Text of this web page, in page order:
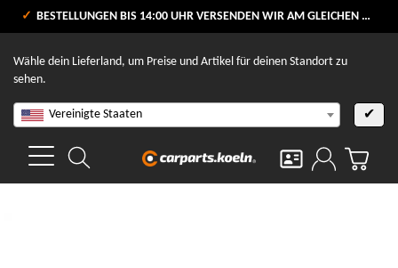
VERSANDKOSTENFREI AB 80 €
BESTELLUNGEN BIS 14:00 UHR VERSENDEN WIR AM GLEICHEN WERKTAG
Wähle dein Lieferland, um Preise und Artikel für deinen Standort zu
sehen.
Vereinigte Staaten ✔